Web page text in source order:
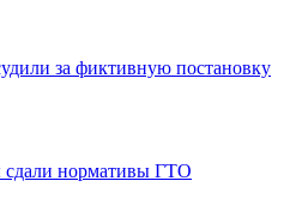
за фиктивную постановку
сдали нормативы ГТО